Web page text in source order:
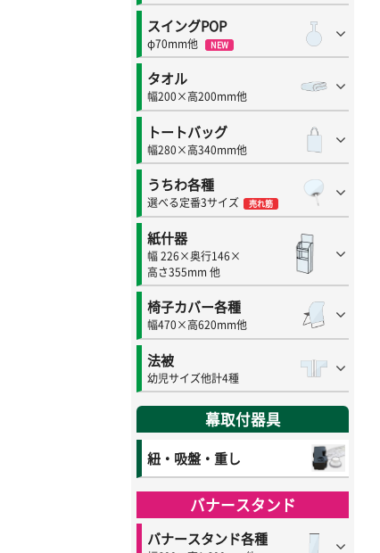
スイングPOP
φ70mm他 NEW
タオル
幅200×高200mm他
トートバッグ
幅280×高340mm他
うちわ各種
選べる定番3サイズ 売れ筋
紙什器
幅 226×奥行146×
高さ355mm 他
椅子カバー各種
幅470×高620mm他
法被
幼児サイズ他計4種
幕取付器具
紐・吸盤・重し
バナースタンド
バナースタンド各種